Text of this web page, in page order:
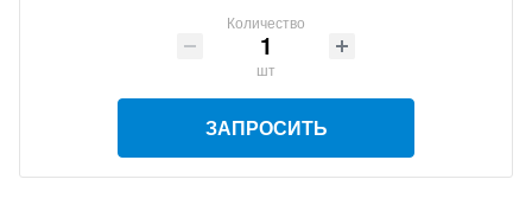
Количество
шт
ЗАПРОСИТЬ